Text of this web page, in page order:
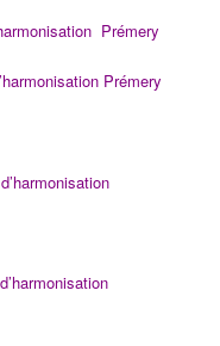
Prémery
Prémery